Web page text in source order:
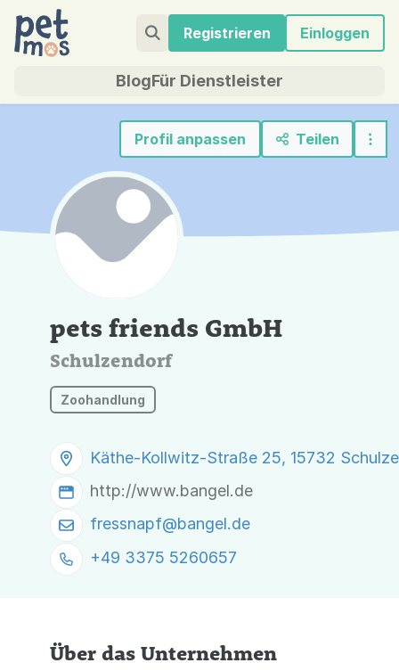
Registrieren Einloggen
BlogFür Dienstleister
Profil anpassen Teilen
pets friends GmbH
Schulzendorf
Zoohandlung
Käthe-Kollwitz-Straße 25, 15732
http://www.bangel.de
fressnapf@bangel.de
+49 3375 5260657
Über das Unternehmen